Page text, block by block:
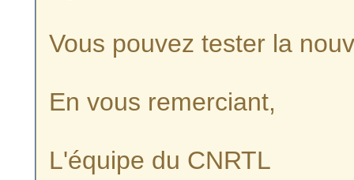
Vous pouvez tester la
En vous remerciant,
L'équipe du CNRTL